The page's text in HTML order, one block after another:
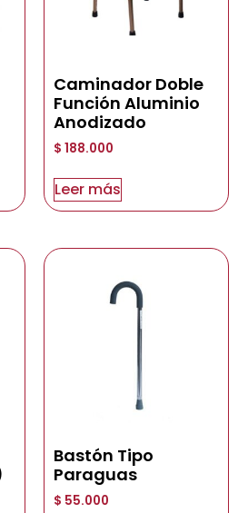
Caminador Doble
Función Aluminio
Anodizado
$ 188.000
Leer más
Bastón Tipo
Paraguas
$ 55.000